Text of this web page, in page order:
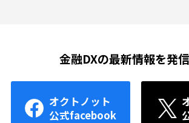
金融DXの最新情報を発
オクトノット
公式facebook